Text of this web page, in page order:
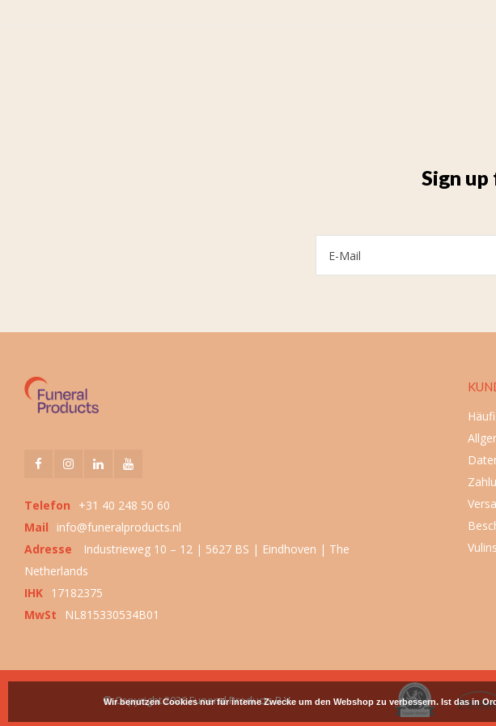
Sign
Telefon
+31 40 248 50 60
Mail
info@funeralproducts.nl
Adresse
Industrieweg 10 – 12 | 5627 BS | Eindhoven | The
Netherlands
IHK 17182375
MwSt
NL815330534B01
© Copyright 2026 Funeral Products B.V.
Wir benutzen Cookies nur für interne Zwecke um den Webshop zu verbessern. Ist das in